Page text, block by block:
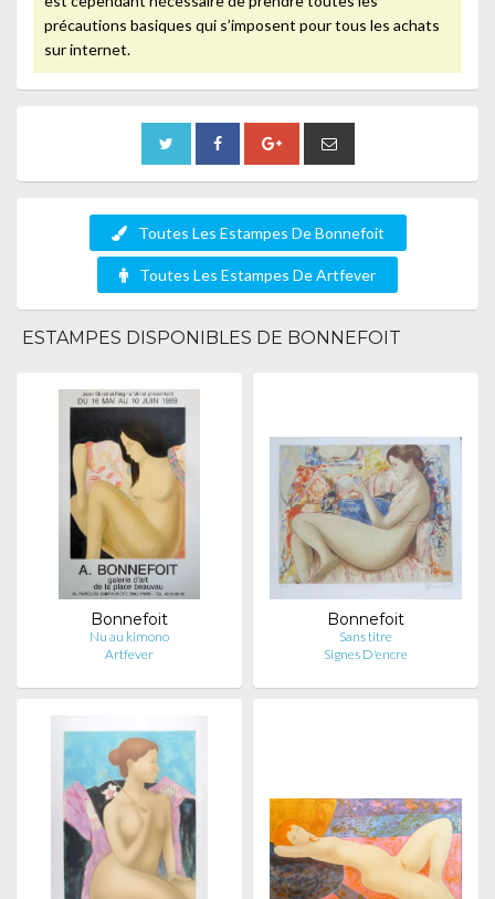
précautions basiques qui s’imposent pour tous les achats
sur internet.
Toutes Les Estampes De Bonnefoit
Toutes Les Estampes De Artfever
ESTAMPES DISPONIBLES DE BONNEFOIT
Bonnefoit
Nu au kimono
Artfever
Bonnefoit
Sans titre
Signes D'encre